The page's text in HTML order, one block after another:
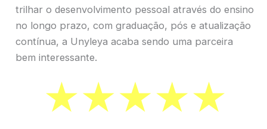
trilhar o desenvolvimento pessoal através do ensino
no longo prazo, com graduação, pós e atualização
contínua, a Unyleya acaba sendo uma parceira
bem interessante.